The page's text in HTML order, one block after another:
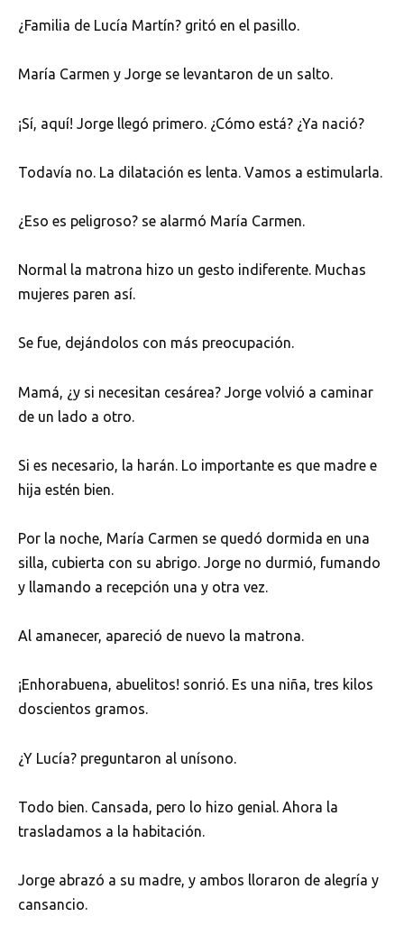
¿Familia de Lucía Martín? gritó en el pasillo.
María Carmen y Jorge se levantaron de un salto.
¡Sí, aquí! Jorge llegó primero. ¿Cómo está? ¿Ya nació?
Todavía no. La dilatación es lenta. Vamos a estimularla.
¿Eso es peligroso? se alarmó María Carmen.
Normal la matrona hizo un gesto indiferente. Muchas
mujeres paren así.
Se fue, dejándolos con más preocupación.
Mamá, ¿y si necesitan cesárea? Jorge volvió a caminar
de un lado a otro.
Si es necesario, la harán. Lo importante es que madre e
hija estén bien.
Por la noche, María Carmen se quedó dormida en una
silla, cubierta con su abrigo. Jorge no durmió, fumando
y llamando a recepción una y otra vez.
Al amanecer, apareció de nuevo la matrona.
¡Enhorabuena, abuelitos! sonrió. Es una niña, tres kilos
doscientos gramos.
¿Y Lucía? preguntaron al unísono.
Todo bien. Cansada, pero lo hizo genial. Ahora la
trasladamos a la habitación.
Jorge abrazó a su madre, y ambos lloraron de alegría y
cansancio.